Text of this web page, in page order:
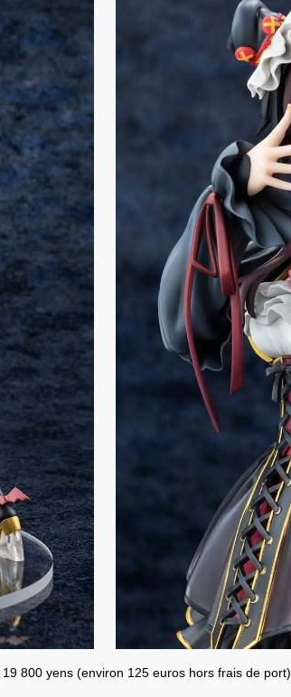
800 yens (environ 125 euros hors frais de port)